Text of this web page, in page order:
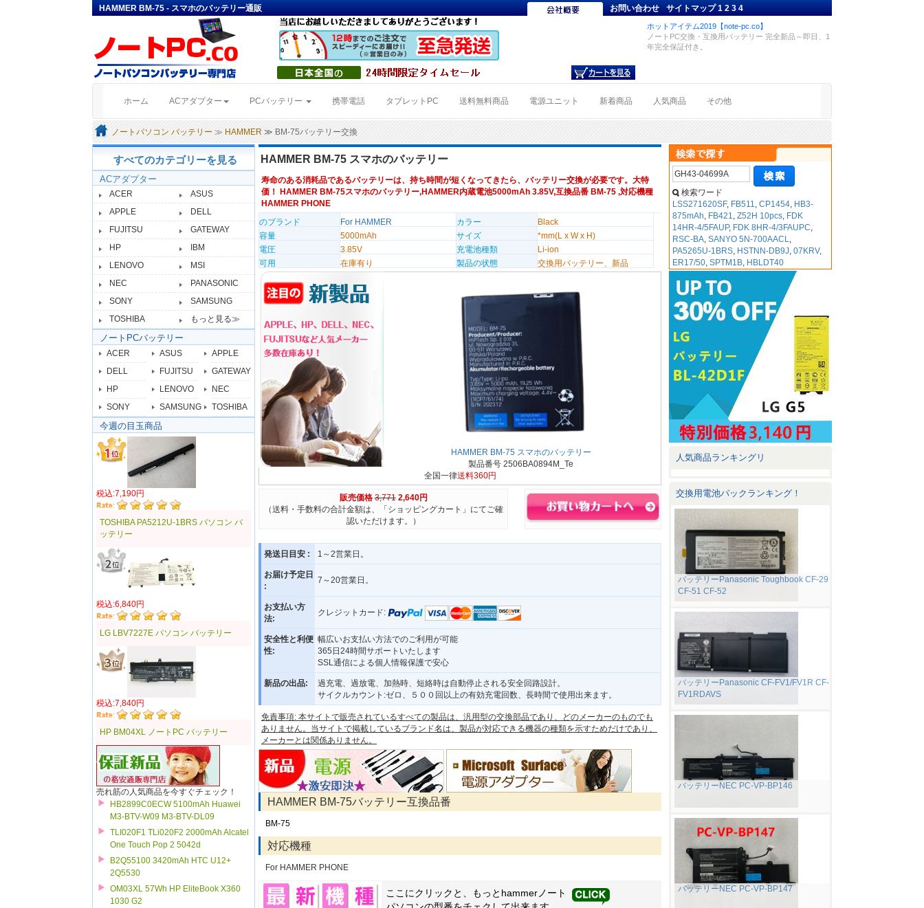
HAMMER BM-75 - スマホのバッテリー通販 お問い合わせ サイトマップ 1234
ホットアイテム2019【note-pc.co】
ノートPC交換・互換用バッテリー 完全新品～即日、1
年完全保証付き。
ホーム (current)ACアダプター PCバッテリー 携帯電話 タブレットPC 送料無料商品 電源ユニット 新着商品 人気商品 その他
ノートパソコン バッテリー ≫ HAMMER ≫ BM-75バッテリー交換
すべてのカテゴリーを見る
ACアダプター
ACER
ASUS
APPLE
DELL
FUJITSU
GATEWAY
HP
IBM
LENOVO
MSI
NEC
PANASONIC
SONY
SAMSUNG
TOSHIBA
もっと見る≫
ノートPCバッテリー
ACER ASUS
APPLE
DELL
FUJITSU
GATEWAY
HP
LENOVO
NEC
SONY
SAMSUNG TOSHIBA
今週の目玉商品
税込:7,190円
TOSHIBA PA5212U-1BRS パソコン バ
ッテリー
税込:6,840円
LG LBV7227E パソコン バッテリー
税込:7,840円
HP BM04XL ノートPC バッテリー
売れ筋の人気商品を今すぐチェック！
HB2899C0ECW 5100mAh Huawei
M3-BTV-W09 M3-BTV-DL09
TLI020F1 TLi020F2 2000mAh Alcatel
One Touch Pop 2 5042d
B2Q55100 3420mAh HTC U12+
2Q5530
OM03XL 57Wh HP EliteBook X360
1030 G2
HAMMER BM-75 スマホのバッテリー
寿命のある消耗品であるバッテリーは、持ち時間が短くなってきたら、バッテリー交換が必要です。大特
価！ HAMMER BM-75スマホのバッテリー,HAMMER内蔵電池5000mAh 3.85V,互換品番 BM-75 ,対応機種
HAMMER PHONE
のブランド
For HAMMER カラー
Black
容量
5000mAh サイズ
*mm(L x W x H)
電圧
3.85V 充電池種類
Li-ion
可用
在庫有り 製品の状態 交換用バッテリー、新品
HAMMER BM-75 スマホのバッテリー
製品番号 2506BA0894M_Te
全国一律送料360円
販売価格 3,771 2,640円
（送料・手数料の合計金額は、「ショッピングカート」にてご確
認いただけます。）
発送日目安 : 1～2営業日。
お届け予定日
:
7～20営業日。
お支払い方
法:
クレジットカード:
安全性と利便
性:
幅広いお支払い方法でのご利用が可能
365日24時間サポートいたします
SSL通信による個人情報保護で安心
新品の出品:
過充電、過放電、加熱時、短絡時は自動停止される安全回路設計。
サイクルカウント:ゼロ、５００回以上の有効充電回数、長時間で使用出来ます。
免責事項: 本サイトで販売されているすべての製品は、汎用型の交換部品であり、どのメーカーのものでも
ありません。当サイトで掲載しているブランド名は、製品が対応できる機器の種類を示すためだけであり、
メーカーとは関係ありません。
HAMMER BM-75バッテリー互換品番
BM-75
対応機種
For HAMMER PHONE
ここにクリックと、もっと hammerノート
検索ワード
LSS271620SF, FB511,CP1454, HB3-
875mAh, FB421,Z52H 10pcs, FDK
14HR-4/5FAUP, FDK 8HR-4/3FAUPC,
RSC-BA,SANYO 5N-700AACL,
PA5265U-1BRS, HSTNN-DB9J,07KRV,
ER17/50,SPTM1B, HBLDT40
人気商品ランキングリ
交換用電池パックランキング！
バッテリーPanasonic Toughbook CF-29
CF-51 CF-52
バッテリーPanasonic CF-FV1/FV1R CF-
FV1RDAVS
バッテリーNEC PC-VP-BP146
バッテリーNEC PC-VP-BP147